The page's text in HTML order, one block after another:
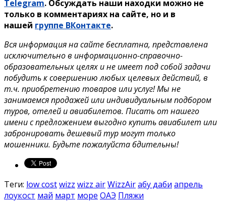
Telegram. Обсуждать наши находки можно не
только в комментариях на сайте, но и в
нашей группе ВКонтакте.
Вся информация на сайте бесплатна, представлена
исключительно в информационно-справочно-
образовательных целях и не имеет под собой задачи
побудить к совершению любых целевых действий, в
т.ч. приобретению товаров или услуг! Мы не
занимаемся продажей или индивидуальным подбором
туров, отелей и авиабилетов. Писать от нашего
имени с предложением выгодно купить авиабилет или
забронировать дешевый тур могут только
мошенники. Будьте пожалуйста бдительны!
Теги: low costwizz wizz airWizzAirабу даби апрель
лоукост май март море ОАЭ Пляжи